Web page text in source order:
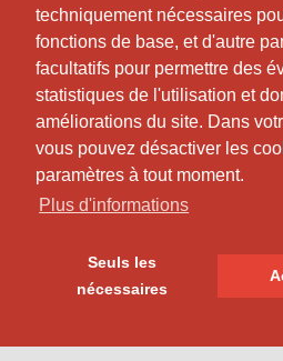
techniquement nécessaires
fonctions de base, et d'autre
facultatifs pour permettre des
statistiques de l'utilisation et
améliorations du site. Dans
vous pouvez désactiver les
paramètres à tout moment.
Plus d'informations
Seuls les
nécessaires
techniquement nécessaires
fonctions de base, et d'autre
facultatifs pour permettre des
statistiques de l'utilisation et
améliorations du site. Dans
vous pouvez désactiver les
paramètres à tout moment.
Plus d'informations
Seuls les
nécessaires
CANTIENICA Training für Schwangere
18:30 - 19:30
Gartenstr. 71, 1.OG
Réserver